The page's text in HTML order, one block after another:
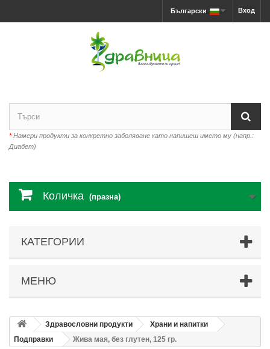
Вход
Български
*Намери продукти за конкретно заболяване като напишеш името му (напр.:
Диабет)
Количка (празна)
КАТЕГОРИИ
МЕНЮ
Здравословни продукти
Храни и напитки
Подправки
Жива мая, без глутен, 125 гр.